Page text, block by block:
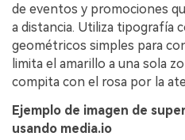
de eventos y promociones
a distancia. Utiliza tipografía
geométricos simples para
limita el amarillo a una sola
compita con el rosa por la
Ejemplo de imagen de
usando media.io